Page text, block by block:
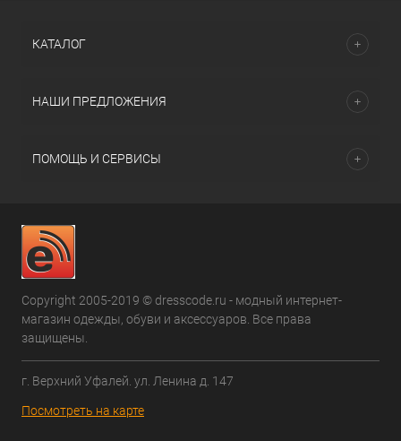
КАТАЛОГ
НАШИ ПРЕДЛОЖЕНИЯ
ПОМОЩЬ И СЕРВИСЫ
Copyright 2005-2019 © dresscode.ru - модный интернет-
магазин одежды, обуви и аксессуаров. Все права
защищены.
г. Верхний Уфалей. ул. Ленина д. 147
Посмотреть на карте